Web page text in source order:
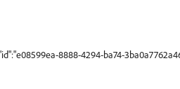
8888-4294-ba74-